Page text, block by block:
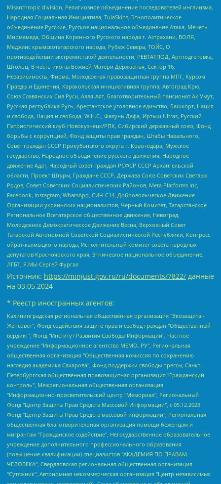
Misanthropic division, Религиозное объединение последователей инглиизма,
Народная Социальная Инициатива, TulaSkins, Этнополитическое
объединение Русские, Русское национальное объединение Атака, Мечеть
Мирмамеда, Община Коренного Русского народа г. Астрахани, ВОЛЯ,
Меджлис крымскотатарского народа, Рубеж Севера, ТОЙС, О
противодействии экстремистской деятельности, РЕВТАТПОД, Артподготовка,
Штольц, В честь иконы Божией Матери Державная, Сектор 16,
Независимость, Фирма, Молодежная правозащитная группа МПГ, Курсом
Правды и Единения, Каракольская инициативная группа, Автоград Крю,
Союз Славянских Сил Руси, Алля-Аят, Благотворительный пансионат Ак Умут,
Русская республика Русь, Арестантское уголовное единство, Башкорт, Нация
и свобода, Нация и свобода, W.H.С., Фалунь Дафа, Иртыш Ultras, Русский
Патриотический клуб-Новокузнецк/РПК, Сибирский державный союз, Фонд
борьбы с коррупцией, Фонд защиты прав граждан, Штабы Навального,
Совет граждан СССР Прикубанского округа г. Краснодара, Мужское
государство, Народное объединение русского движения, Народное
движение Адат, Народный совет граждан РСФСР СССР Архангельской
области, Проект Штурм, Граждане СССР, Держава Союз Советских Светлых
Родов, Совет Советских Социалистических Районов, Meta Platforms Inc,
Facebook, Instagram, WhatsApp, СИЧ-С14, Добровольческое Движение
Организации украинских националистов, Черный Комитет, Татарстанское
Региональное Всетатарское общественное движение, Невоград,
Молодежное Демократическое Движение Весна, Верховный Совет
Татарской Автономной Советской Социалистической Республики, Конгресс
ойрат-калмыцкого народа, Исполнительный комитет совета народных
депутатов Красноярского края, Этническое национальное объединение,
ЛГБТ, Я.МЫ Сергей Фургал
Источник: https://minjust.gov.ru/ru/documents/7822/ данные
на 03.05.2024
* Реестр иностранных агентов:
Калининградская региональная общественная организация "Экозащита!-Женсовет", Фонд содействия защите прав и свобод граждан "Общественный вердикт", Фонд "Институт Развития Свободы Информации", Частное учреждение "Информационное агентство МЕМО. РУ", Региональная общественная организация "Общественная комиссия по сохранению наследия академика Сахарова", Фонд поддержки свободы прессы, Санкт-Петербургская общественная правозащитная организация "Гражданский контроль", Межрегиональная общественная организация "Информационно-просветительский центр "Мемориал", Региональный Фонд "Центр Защиты Прав Средств Массовой Информации", с 05.12.2023 Фонд "Центр Защиты Прав Средств массовой информации", Региональная общественная благотворительная организация помощи беженцам и мигрантам "Гражданское содействие", Негосударственное образовательное учреждение дополнительного профессионального образования (повышение квалификации) специалистов "АКАДЕМИЯ ПО ПРАВАМ ЧЕЛОВЕКА", Свердловская региональная общественная организация "Сутяжник", Автономная некоммерческая организация "Центр независимых социологических исследований", Союз общественных объединений "Российский исследовательский центр по правам человека", Региональное общественное учреждение научно-информационный центр "МЕМОРИАЛ", Некоммерческая организация "Фонд защиты гласности", Автономная некоммерческая организация "Институт прав человека", Городская общественная организация "Екатеринбургское общество "МЕМОРИАЛ", Городская общественная организация "Рязанское историко-просветительское и правозащитное общество "Мемориал" (Рязанский Мемориал), Челябинский региональный орган общественной самодеятельности – женское общественное объединение "Женщины Евразии", Челябинский региональный орган общественной самодеятельности "Уральская правозащитная группа", Фонд содействия защите здоровья и социальной справедливости имени Андрея Рылькова, Автономная Некоммерческая Организация "Аналитический Центр Юрия Левады", Автономная некоммерческая организация социальной поддержки населения "Проект Апрель", Региональная общественная организация помощи женщинам и детям, находящимся в кризисной ситуации "Информационно-методический центр "Анна", Фонд содействия развитию массовых коммуникаций и правовому просвещению "Так-так-Так", Фонд содействия устойчивому развитию "Серебряная тайга", Свердловский региональный общественный фонд социальных проектов "Новое время", "Idel.Реалии", Кавказ.Реалии, Крым.Реалии, Телеканал Настоящее Время, Татаро-башкирская служба Радио Свобода (Azatliq Radiosi), Радио Свободная Европа/Радио Свобода (PCE/PC), "Сибирь.Реалии", "Фактограф", Благотворительный фонд помощи осужденным и их семьям, Автономная некоммерческая организация "Институт глобализации и социальных движений", Фонд "В защиту прав заключенных", Частное учреждение "Центр поддержки и содействия развитию средств массовой информации", Пензенский региональный общественный благотворительный фонд "Гражданский союз", "Север.Реалии", Некоммерческая организация Фонд "Правовая инициатива", Общество с ограниченной ответственностью "Радио Свободная Европа/Радио Свобода", Чешское информационное агентство "MEDIUM-ORIENT", Красноярская региональная общественная организация "Мы против СПИДа", Камалягин Денис Николаевич, Маркелов Сергей Евгеньевич, Пономарев Лев Александрович, Савицкая Людмила Алексеевна, Автономная некоммерческая организация "Центр по работе с проблемой насилия "НАСИЛИЮ.НЕТ", Межрегиональный профессиональный союз работников здравоохранения "Альянс врачей", Юридическое лицо, зарегистрированное в Латвийской Республике, SIA "Medusa Project" (регистрационный номер 40103797863, дата регистрации 10.06.2014), Некоммерческая организация "Фонд по борьбе с коррупцией", Автономная некоммерческая организация "Институт права и публичной политики", Баданин Роман Сергеевич, Гликин Максим Александрович, Железнова Мария Михайловна, Лукьянова Юлия Сергеевна, Маетная Елизавета Витальевна, Маняхин Петр Борисович, Чуракова Ольга Владимировна, Ярош Юлия Петровна, Юридическое лицо "The Insider SIA", зарегистрированное в Риге, Латвийская Республика (дата регистрации 26.06.2015), являющееся администратором доменного имени интернет-издания "The Insider SIA", https://theins.ru, Постернак Алексей Евгеньевич, Рубин Михаил Аркадьевич, Анин Роман Александрович, Юридическое лицо Istories fonds, зарегистрированное в Латвийской Республике (регистрационный номер 50008295751, дата регистрации 24.02.2020), Великовский Дмитрий Александрович, Долинина Ирина Николаевна, Мароховская Алеся Алексеевна, Шлейнов Роман Юрьевич, Шмагун Олеся Валентиновна, Общество с ограниченной ответственностью "Альтаир 2021", Общество с ограниченной ответственностью "Вега 2021", Общество с ограниченной ответственностью "Главный редактор 2021", Общество с ограниченной ответственностью "Ромашки монолит", Важенков Артем Валерьевич, Ивановская областная общественная организация "Центр гендерных исследований", Гурман Юрий Альбертович, Медиапроект "ОВД-Инфо", Егоров Владимир Владимирович, Жилинский Владимир Александрович, Общество с ограниченной ответственностью "ЗП", Иванова София Юрьевна, Карезина Инна Павловна, Кильтау Екатерина Викторовна, Петров Алексей Викторович, Пискунов Сергей Евгеньевич, Смирнов Сергей Сергеевич, Тихонов Михаил Сергеевич, Общество с ограниченной ответственностью "ЖУРНАЛИСТ-ИНОСТРАННЫЙ АГЕНТ", Арапова Галина Юрьевна, Вольтская Татьяна Анатольевна, Американская компания "Mason G.E.S. Anonymous Foundation" (США), являющаяся владельцем интернет-издания https://mnews.world/, Компания "Stichting Bellingcat", зарегистрированная в Нидерландах (дата регистрации 11.07.2018), Захаров Андрей Вячеславович, Клепиковская Екатерина Дмитриевна, Общество с ограниченной ответственностью "МЕМО", Перл Роман Александрович, Симонов Евгений Алексеевич, Соловьева Елена Анатольевна, Сотников Даниил Владимирович, Сурначева Елизавета Дмитриевна, Автономная некоммерческая организация по защите прав человека и информированию населения "Якутия – Наше Мнение", Общество с ограниченной ответственностью "Москоу диджитал медиа", с 26.01.2023 Общество с ограниченной ответственностью "Чайка Белые сады", Ветошкина Валерия Валерьевна, Заговора Максим Александрович, Межрегиональное общественное движение "Российская ЛГБТ - сеть", Оленичев Максим Владимирович, Павлов Иван Юрьевич, Скворцова Елена Сергеевна, Общество с ограниченной ответственностью "Как бы инагент", Кочетков Игорь Викторович, Общество с ограниченной ответственностью "Честные выборы", Еланчик Олег Александрович, Общество с ограниченной ответственностью "Нобелевский призыв", Гималова Регина Эмилевна, Григорьев Андрей Валерьевич, Григорьева Алина Александровна, Ассоциация по содействию защите прав призывников, альтернативнослужащих и военнослужащих "Правозащитная группа "Гражданин.Армия.Право", Хисамова Регина Фаритовна, Автономная некоммерческая организация по реализации социально-правовых программ "Лилит", Дальневосточное общественное движение "Маяк", Санкт-Петербургская ЛГБТ-инициативная группа "Выход", Инициативная группа ЛГБТ+ "Реверс", Алексеев Андрей Викторович, Бекбулатова Таисия Львовна, Беляев Иван Михайлович, Владыкина Елена Сергеевна, Гельман Марат Александрович, Никульшина Вероника Юрьевна, Толоконникова Надежда Андреевна, Шендерович Виктор Анатольевич, Общество с ограниченной ответственностью "Данное сообщение", Общество с ограниченной ответственностью Издательский дом "Новая глава", Айнбиндер Александра Александровна, Московский комьюнити-центр для ЛГБТ+инициатив, Благотворительный фонд развития филантропии, Deutsche Welle (Германия, Kurt-Schumacher-Strasse 3, 53113 Bonn), Борзунова Мария Михайловна, Воробьев Виктор Викторович, Голубева Анна Львовна, Константинова Алла Михайловна, Малкова Ирина Владимировна, Мурадов Мурад Абдулгалимович, Осетинская Елизавета Николаевна, Понасенков Евгений Николаевич, Ганапольский Матвей Юрьевич, Киселев Евгений Алексеевич, Борухович Ирина Григорьевна, Дремин Иван Тимофеевич, Дубровский Дмитрий Викторович, Красноярская региональная общественная организация поддержки и развития альтернативных образовательных технологий и межкультурных коммуникаций "ИНТЕРРА", Маяковская Екатерина Алексеевна, Фейгин Марк Захарович, Филимонов Андрей Викторович, Дзугкоева Регина Николаевна, Доброхотов Роман Александрович, Дудь Юрий Александрович, Елкин Сергей Владимирович, Кругликов Кирилл Игоревич, Сабунаева Мария Леонидовна, Семенов Алексей Владимирович, Шаинян Карен Багратович, Шульман Екатерина Михайловна, Асафьев Артур Валерьевич, Вахштайн Виктор Семенович, Венедиктов Алексей Алексеевич, Лушникова Екатерина Евгеньевна, Волков Леонид Михайлович, Невзоров Александр Глебович, Пархоменко Сергей Борисович, Сироткин Ярослав Николаевич, Кара-Мурза Владимир Владимирович, Баранова Наталья Владимировна, Гозман Леонид Яковлевич, Кагарлицкий Борис Юльевич, Климарев Михаил Валерьевич, Милов Владимир Станиславович, Автономная некоммерческая организация Краснодарский центр современного искусства "Типография", Моргенштерн Алишер Тагирович, Соболь Любовь Эдуардовна, Общество с ограниченной ответственностью "ЛИЗА НОРМ", Каспаров Гарри Кимович, Ходорковский Михаил Борисович, Общество с ограниченной ответственностью "Апрельские тезисы", Данилович Ирина Брониславовна, Кашин Олег Владимирович, Петров Николай Владимирович, Пивоваров Алексей Владимирович, Соколов Михаил Владимирович, Цветкова Юлия Владимировна, Чичваркин Евгений Александрович, Комитет против пыток/Команда против пыток, Общество с ограниченной ответственностью "Первый научный", Общество с ограниченной ответственностью "Вертолет и ко", Белоцерковская Вероника Борисовна, Кац Максим Евгеньевич, Лазарева Татьяна Юрьевна, Шаведдинов Руслан Табризович, Яшин Илья Валерьевич, Общество с ограниченной ответственностью "Иноагент ААВ", Алешковский Дмитрий Петрович, Альбац Евгения Марковна, Быков Дмитрий Львович, Галямина Юлия Евгеньевна, Лойко Сергей Леонидович, Мартынов Кирилл Константинович, Медведев Сергей Александрович, Крашенинников Федор Геннадиевич, Гордеева Катерина Вл